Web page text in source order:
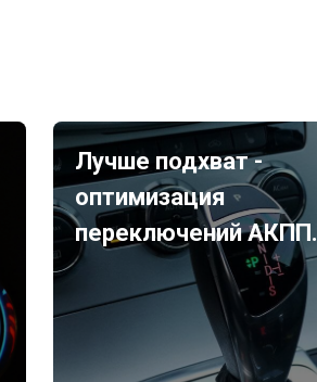
Лучше подхват -
оптимизация
переключений АКПП.